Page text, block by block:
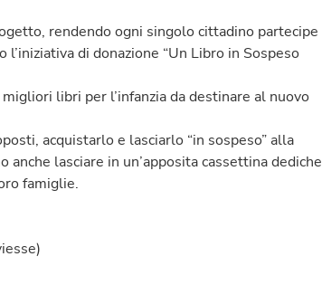
rendendo ogni singolo cittadino partecipe
di donazione “Un Libro in Sospeso
libri per l’infanzia da destinare al nuovo
acquistarlo e lasciarlo “in sospeso” alla
lasciare in un’apposita cassettina dediche
famiglie.